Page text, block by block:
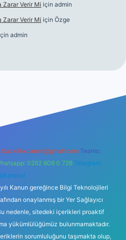
Zarar Verir Mi için admin
Zarar Verir Mi için Özge
admin
backlinkpaneli@gmail.com Teams:
0262 606 0 726 Telegram:
Kanun gereğince Bilgi Teknolojileri
onaylanmış bir Yer Sağlayıcı
nedenle, sitedeki içerikleri proaktif
yükümlülüğümüz bulunmamaktadır.
sorumluluğunu taşımakta olup,